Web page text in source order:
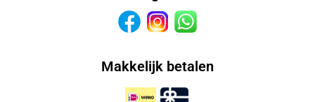
FacebookInstagram
Makkelijk betalen